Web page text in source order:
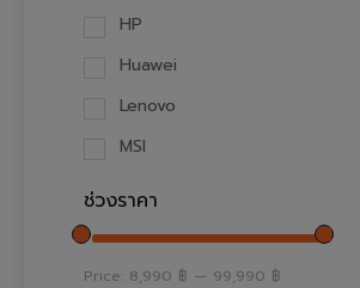
HP
Huawei
Lenovo
MSI
ช่วงราคา
Price: 8,990 ฿ — 99,990 ฿